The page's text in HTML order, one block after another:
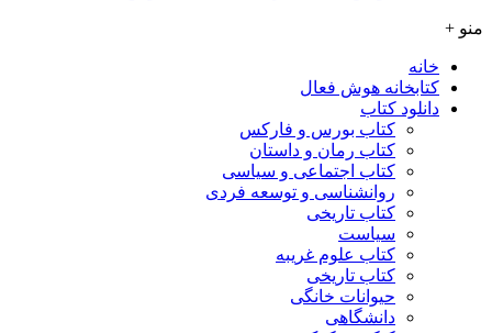
منو +
خانه
کتابخانه هوش فعال
دانلود کتاب
کتاب بورس و فارکس
کتاب رمان و داستان
کتاب اجتماعی و سیاسی
روانشناسی و توسعه فردی
کتاب تاریخی
سیاست
کتاب علوم غریبه
کتاب تاریخی
حیوانات خانگی
دانشگاهی